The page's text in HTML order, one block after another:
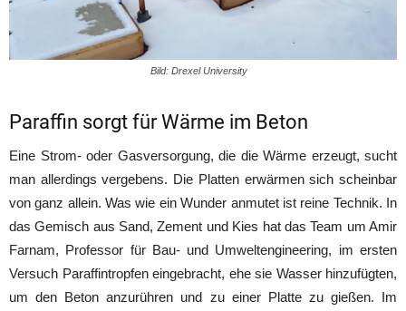
Bild: Drexel University
Paraffin sorgt für Wärme im Beton
Eine Strom- oder Gasversorgung, die die Wärme erzeugt, sucht
man allerdings vergebens. Die Platten erwärmen sich scheinbar
von ganz allein. Was wie ein Wunder anmutet ist reine Technik. In
das Gemisch aus Sand, Zement und Kies hat das Team um Amir
Farnam, Professor für Bau- und Umweltengineering, im ersten
Versuch Paraffintropfen eingebracht, ehe sie Wasser hinzufügten,
um den Beton anzurühren und zu einer Platte zu gießen. Im